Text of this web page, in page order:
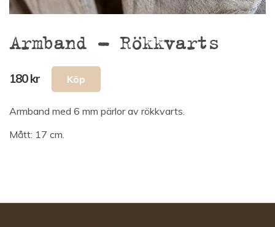
Armband – Rökkvarts
180 kr
Armband med 6 mm pärlor av rökkvarts.
Mått: 17 cm.